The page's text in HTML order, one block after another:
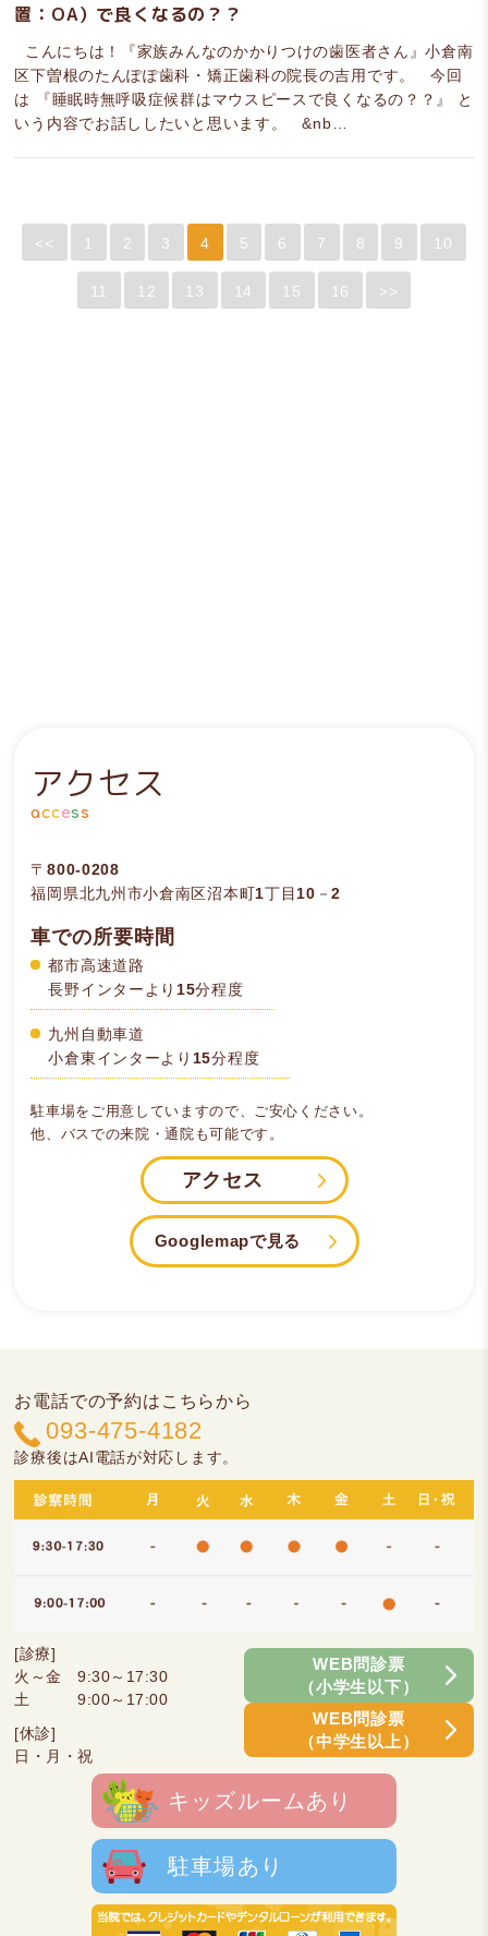
置：OA）で良くなるの？？
こんにちは！『家族みんなのかかりつけの歯医者さん』小倉南
区下曽根のたんぽぽ歯科・矯正歯科の院長の吉用です。 今回
は 『睡眠時無呼吸症候群はマウスピースで良くなるの？？』 と
いう内容でお話ししたいと思います。 &nb…
<< 1 2 3 4 5 6 7 8 9 10
11 12 13 14 15 16 >>
アクセス
access
〒800-0208
福岡県北九州市小倉南区沼本町1丁目10－2
車での所要時間
都市高速道路
長野インターより15分程度
九州自動車道
小倉東インターより15分程度
駐車場をご用意していますので、ご安心ください。
他、バスでの来院・通院も可能です。
アクセス
Googlemapで見る
お電話での予約はこちらから
093-475-4182
診療後はAI電話が対応します。
[診療]
火～金 9:30～17:30
土 9:00～17:00
[休診]
日・月・祝
WEB問診票
（小学生以下）
WEB問診票
（中学生以上）
キッズルームあり
駐車場あり